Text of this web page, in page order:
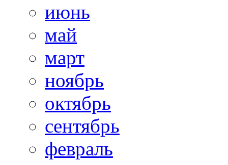
июнь
май
март
ноябрь
октябрь
сентябрь
февраль